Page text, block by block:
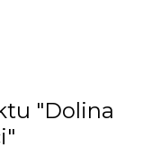
"Dolina